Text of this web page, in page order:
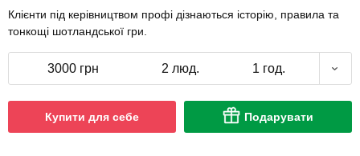
Клієнти під керівництвом профі дізнаються історію, правила та
тонкощі шотландської гри.
3000 грн 2 люд. 1 год.
Купити для себе Подарувати